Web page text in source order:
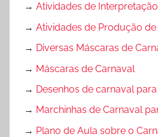
→ Atividades de
→ Atividades de Produção de
→ Diversas Máscaras de
→ Máscaras de Carnaval
→ Desenhos de carnaval
→ Marchinhas de Carnaval
→ Plano de Aula sobre o